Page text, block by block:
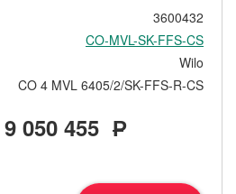
3600432
CO-MVL-SK-FFS-CS
Wilo
CO 4 MVL 6405/2/SK-FFS-R-CS
9 050 455 Р